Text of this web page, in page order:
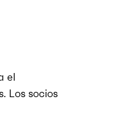
el
Los socios